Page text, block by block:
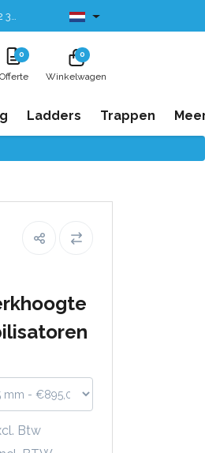
Leverbaar uit voorraad
0
Offerte
0
Winkelwagen
Ladders Trappen
Btw